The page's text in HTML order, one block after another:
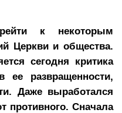
к некоторым
Церкви и общества.
сегодня критика
ее развращенности,
Даже выработался
противного. Сначала